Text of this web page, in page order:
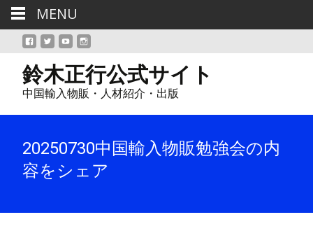
鈴木正行公式サイト
中国輸入物販・人材紹介・出版
20250730中国輸入物販勉強会の内
容をシェア
MENU